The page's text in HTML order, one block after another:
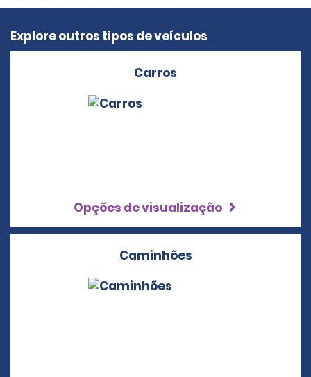
Explore outros tipos de veículos
Carros
Opções de visualização
Caminhões